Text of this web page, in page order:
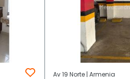
Av 19 Norte | Armenia